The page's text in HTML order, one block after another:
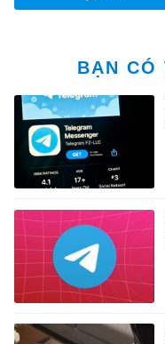
BẠN CÓ